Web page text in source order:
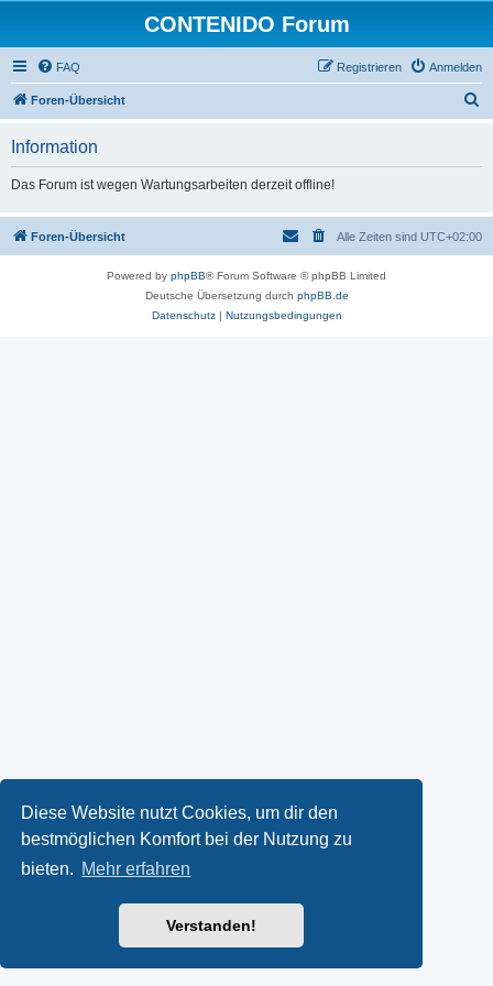
Diese Website nutzt Cookies, um dir den
bestmöglichen Komfort bei der Nutzung zu
bieten. Mehr erfahren
Verstanden!
CONTENIDO Forum
FAQ Anmelden
Registrieren
Foren-Übersicht
Information
Das Forum ist wegen Wartungsarbeiten derzeit offline!
Foren-Übersicht Alle Zeiten sind UTC+02:00
Powered by phpBB® Forum Software © phpBB Limited
Deutsche Übersetzung durch phpBB.de
Datenschutz| Nutzungsbedingungen